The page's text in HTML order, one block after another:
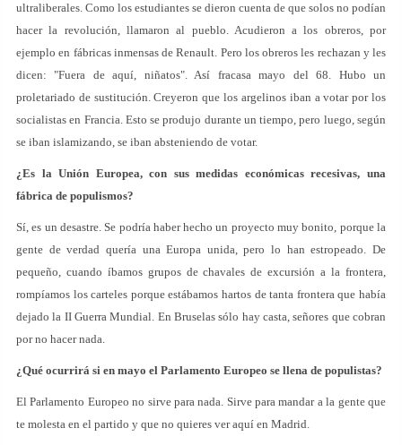
ultraliberales. Como los estudiantes se dieron cuenta de que solos no podían
hacer la revolución, llamaron al pueblo. Acudieron a los obreros, por
ejemplo en fábricas inmensas de Renault. Pero los obreros les rechazan y les
dicen: "Fuera de aquí, niñatos". Así fracasa mayo del 68. Hubo un
proletariado de sustitución. Creyeron que los argelinos iban a votar por los
socialistas en Francia. Esto se produjo durante un tiempo, pero luego, según
se iban islamizando, se iban absteniendo de votar.
¿Es la Unión Europea, con sus medidas económicas recesivas, una
fábrica de populismos?
Sí, es un desastre. Se podría haber hecho un proyecto muy bonito, porque la
gente de verdad quería una Europa unida, pero lo han estropeado. De
pequeño, cuando íbamos grupos de chavales de excursión a la frontera,
rompíamos los carteles porque estábamos hartos de tanta frontera que había
dejado la II Guerra Mundial. En Bruselas sólo hay casta, señores que cobran
por no hacer nada.
¿Qué ocurrirá si en mayo el Parlamento Europeo se llena de populistas?
El Parlamento Europeo no sirve para nada. Sirve para mandar a la gente que
te molesta en el partido y que no quieres ver aquí en Madrid.